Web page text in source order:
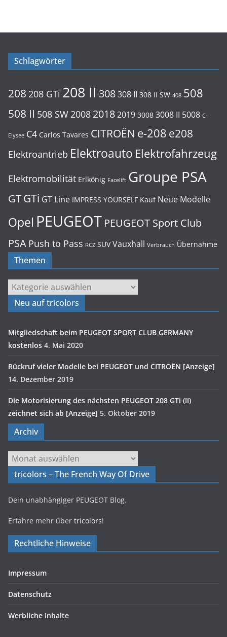
Schlagwörter
208 208 GTi 208 II 308308 II 308 II SW 408 508
508 II 508 SW 2008 20182019 3008 3008 II 5008 C-
Elysee C4 Carlos Tavares CITROËN e-208 e208
Elektroantrieb Elektroauto Elektrofahrzeug
Elektromobilität Erlkönig Facelift Groupe PSA
GTGTi GT Line IMPRESS YOURSELF Kauf Neue Modelle
Opel PEUGEOT PEUGEOT Sport Club
PSA Push to Pass RCZ SUV Vauxhall Verbrauch Übernahme
Themen
Themen
Neu auf tricolors
Mitgliedschaft beim PEUGEOT SPORT CLUB GERMANY
kostenlos 4. Mai 2020
Rückruf vieler Modelle bei PEUGEOT und CITROËN [Anzeige]
14. Dezember 2019
Die Motorisierung des nächsten PEUGEOT 208 GTi (II)
zeichnet sich ab [Anzeige] 5. Oktober 2019
Archiv
Archiv
tricolors – The French Way Of Drive
Dein unabhängiger PEUGEOT Blog.
Erfahre mehr über tricolors!
Rechtliche Hinweise
Impressum
Datenschutz
Werbliche Inhalte